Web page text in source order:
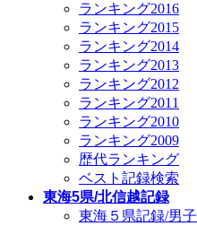
ランキング2016
ランキング2015
ランキング2014
ランキング2013
ランキング2012
ランキング2011
ランキング2010
ランキング2009
歴代ランキング
ベスト記録検索
東海5県/北信越記録
東海５県記録/男子